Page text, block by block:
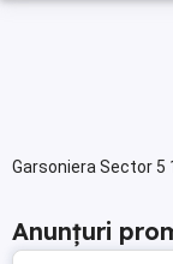
Garsoniera Sector
Anunțuri